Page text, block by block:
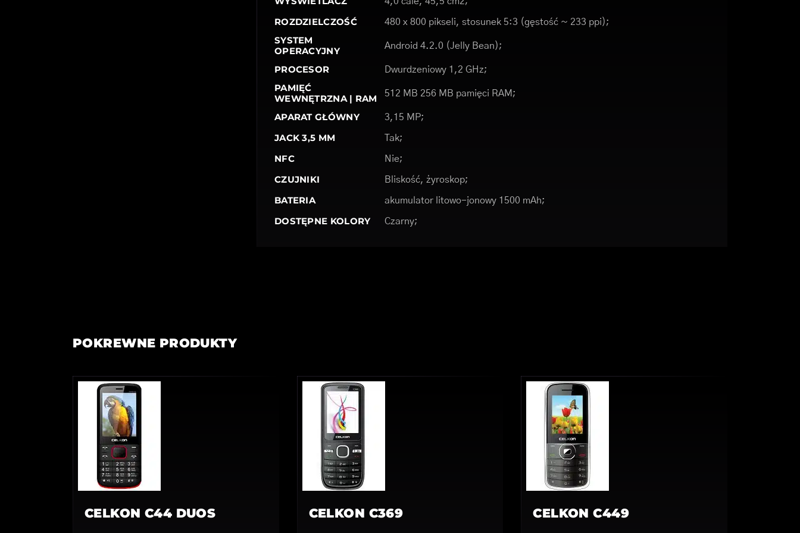
ROZDZIELCZOŚĆ 480 x 800 pikseli, stosunek 5:3 (gęstość ~ 233 ppi);
SYSTEM
OPERACYJNY
Android 4.2.0 (Jelly Bean);
PROCESOR Dwurdzeniowy 1,2 GHz;
PAMIĘĆ
WEWNĘTRZNA | RAM
512 MB 256 MB pamięci RAM;
APARAT GŁÓWNY 3,15 MP;
JACK 3,5 MM Tak;
NFC Nie;
CZUJNIKI Bliskość, żyroskop;
BATERIA akumulator litowo-jonowy 1500 mAh;
DOSTĘPNE KOLORY Czarny;
POKREWNE PRODUKTY
CELKON C44 DUOS CELKON C369 CELKON C449